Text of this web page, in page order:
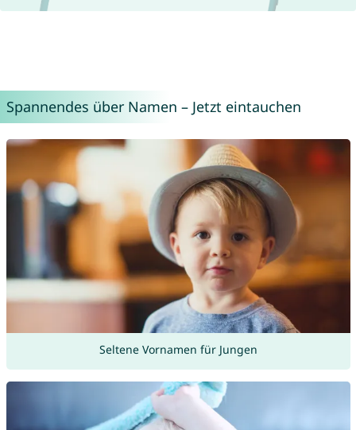
Spannendes über Namen – Jetzt eintauchen
Seltene Vornamen für Jungen